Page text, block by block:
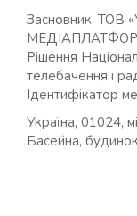
Засновник: ТОВ
Рішення
телебачення і
Ідентифікатор
Україна, 01024,
Басейна,